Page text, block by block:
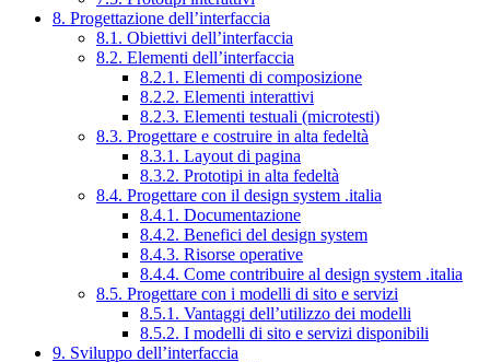
8. Progettazione dell’interfaccia
8.1. Obiettivi dell’interfaccia
8.2. Elementi dell’interfaccia
8.2.1. Elementi di composizione
8.2.2. Elementi interattivi
8.2.3. Elementi testuali (microtesti)
8.3. Progettare e costruire in alta fedeltà
8.3.1. Layout di pagina
8.3.2. Prototipi in alta fedeltà
8.4. Progettare con il design system .italia
8.4.1. Documentazione
8.4.2. Benefici del design system
8.4.3. Risorse operative
8.4.4. Come contribuire al design system .italia
8.5. Progettare con i modelli di sito e servizi
8.5.1. Vantaggi dell’utilizzo dei modelli
8.5.2. I modelli di sito e servizi disponibili
9. Sviluppo dell’interfaccia